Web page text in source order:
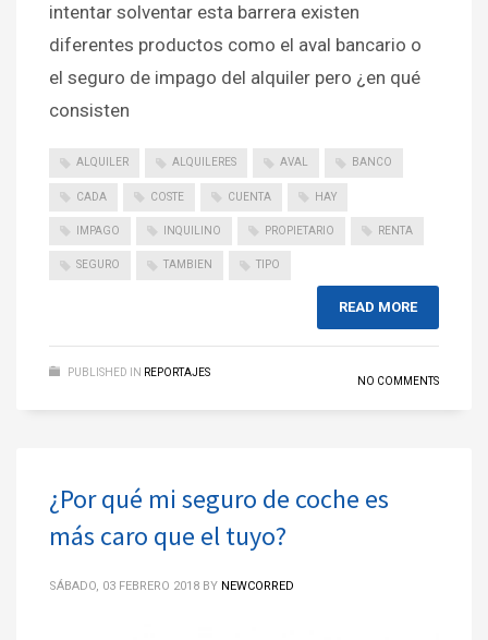
intentar solventar esta barrera existen
diferentes productos como el aval bancario o
el seguro de impago del alquiler pero ¿en qué
consisten
ALQUILER ALQUILERES AVAL BANCO
CADA COSTE CUENTA HAY
IMPAGO INQUILINO PROPIETARIO RENTA
SEGURO TAMBIEN TIPO
READ MORE
PUBLISHED IN REPORTAJES
NO COMMENTS
¿Por qué mi seguro de coche es
más caro que el tuyo?
SÁBADO, 03 FEBRERO 2018 BY NEWCORRED